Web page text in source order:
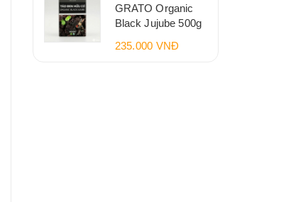
GRATO Organic
Black Jujube 500g
235.000 VNĐ